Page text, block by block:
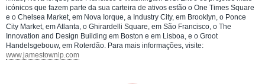
icónicos que fazem parte da sua carteira de ativos estão o One Times Square
e o Chelsea Market, em Nova Iorque, a Industry City, em Brooklyn, o Ponce
City Market, em Atlanta, o Ghirardelli Square, em São Francisco, o The
Innovation and Design Building em Boston e em Lisboa, e o Groot
Handelsgebouw, em Roterdão. Para mais informações, visite:
www.jamestownlp.com